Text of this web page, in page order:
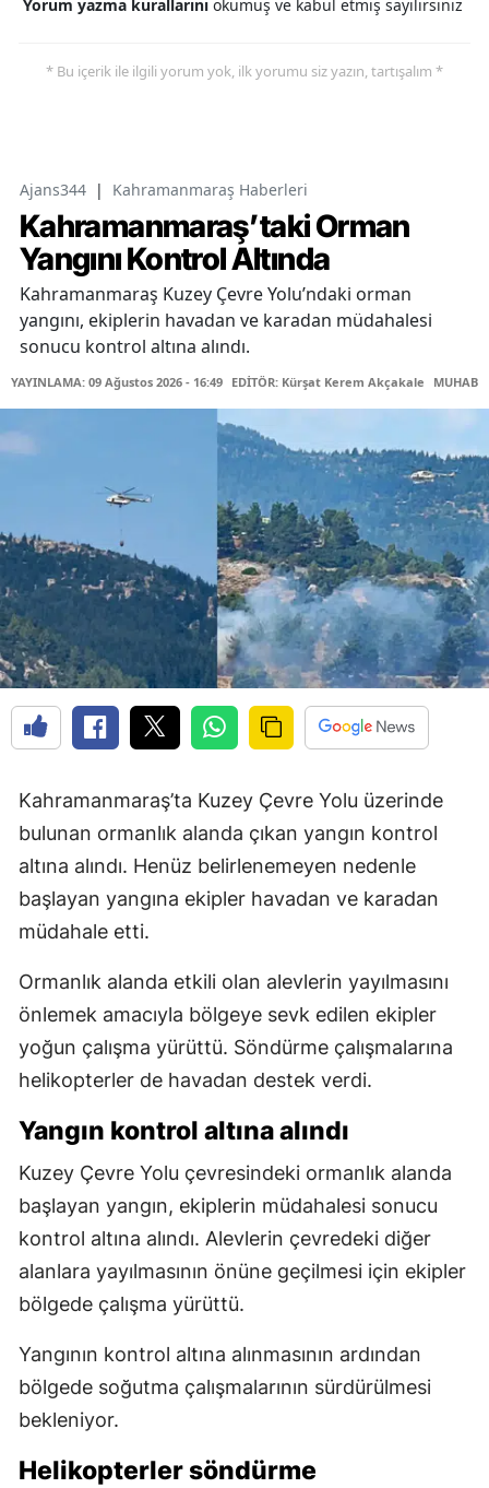
Yorum yazma kurallarını okumuş ve kabul etmiş sayılırsınız
* Bu içerik ile ilgili yorum yok, ilk yorumu siz yazın, tartışalım *
Ajans344 | Kahramanmaraş Haberleri
Kahramanmaraş’taki Orman
Yangını Kontrol Altında
Kahramanmaraş Kuzey Çevre Yolu’ndaki orman
yangını, ekiplerin havadan ve karadan müdahalesi
sonucu kontrol altına alındı.
YAYINLAMA: 09 Ağustos 2026 - 16:49 EDİTÖR: Kürşat Kerem Akçakale
Kahramanmaraş’ta Kuzey Çevre Yolu üzerinde
bulunan ormanlık alanda çıkan yangın kontrol
altına alındı. Henüz belirlenemeyen nedenle
başlayan yangına ekipler havadan ve karadan
müdahale etti.
Ormanlık alanda etkili olan alevlerin yayılmasını
önlemek amacıyla bölgeye sevk edilen ekipler
yoğun çalışma yürüttü. Söndürme çalışmalarına
helikopterler de havadan destek verdi.
Yangın kontrol altına alındı
Kuzey Çevre Yolu çevresindeki ormanlık alanda
başlayan yangın, ekiplerin müdahalesi sonucu
kontrol altına alındı. Alevlerin çevredeki diğer
alanlara yayılmasının önüne geçilmesi için ekipler
bölgede çalışma yürüttü.
Yangının kontrol altına alınmasının ardından
bölgede soğutma çalışmalarının sürdürülmesi
bekleniyor.
Helikopterler söndürme